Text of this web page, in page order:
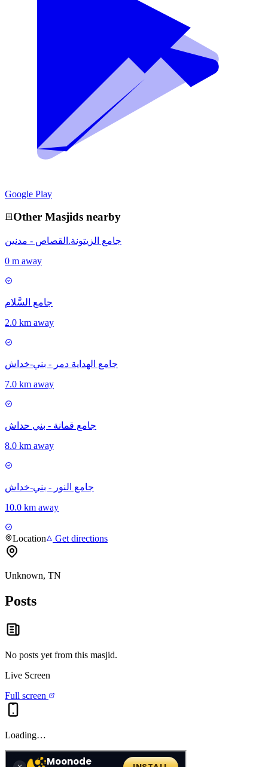
Google Play
Other Masjids nearby
جامع الزيتونة.القصاص - مدنين
0 m away
جامع السَّلام
2.0 km away
جامع الهداية دمر - بني-خداش
7.0 km away
جامع قمانة - بني حداش
8.0 km away
جامع النور - بني-خداش
10.0 km away
Location Get directions
Unknown, TN
Posts
No posts yet from this masjid.
Live Screen
Full screen
Loading…